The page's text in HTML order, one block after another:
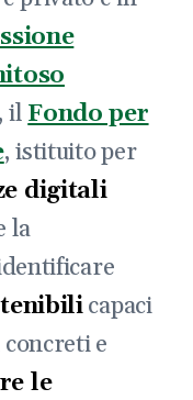
il Fondo per
, istituito per
digitali
la
capaci
e
le